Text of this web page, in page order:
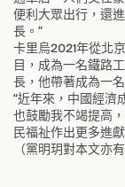
便利大眾出行，還
長。”
卡里烏2021年從北
目，成為一名鐵路
長，他帶著成為一
“近年來，中國經濟
也鼓勵我不竭提高
民福祉作出更多進
（黨明玥對本文亦有